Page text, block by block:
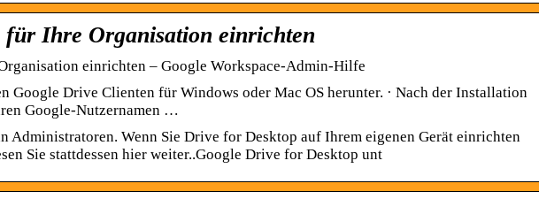
Ihre Organisation einrichten
einrichten – Google Workspace-Admin-Hilfe
Google Drive Clienten für Windows oder Mac OS herunter. · Nach der Installation
Google-Nutzernamen …
Administratoren. Wenn Sie Drive for Desktop auf Ihrem eigenen Gerät einrichten
Sie stattdessen hier weiter..Google Drive for Desktop unt